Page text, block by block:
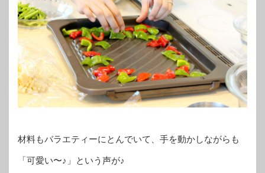
材料もバラエティーにとんでいて、手を動かしながらも
「可愛い〜♪」という声が♪